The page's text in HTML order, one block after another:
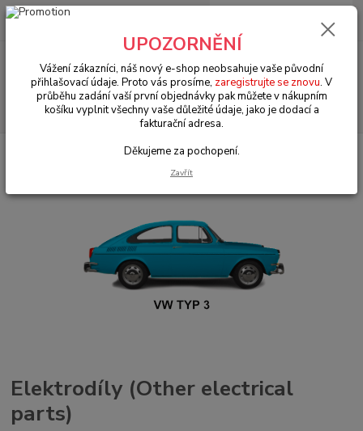
Menu
Hledat
+420 602 330 329
0 Kč
VW Typ 3 (1961 » 73) Elektrodíly (Other electrical parts)
Elektrodíly (Other electrical
parts)
UPOZORNĚNÍ
Vážení zákazníci, náš nový e-shop neobsahuje vaše původní
přihlašovací údaje. Proto vás prosíme, zaregistrujte se znovu. V
průběhu zadání vaší první objednávky pak můžete v nákupním
košíku vyplnit všechny vaše důležité údaje, jako je dodací a
fakturační adresa.
Děkujeme za pochopení.
Zavřít